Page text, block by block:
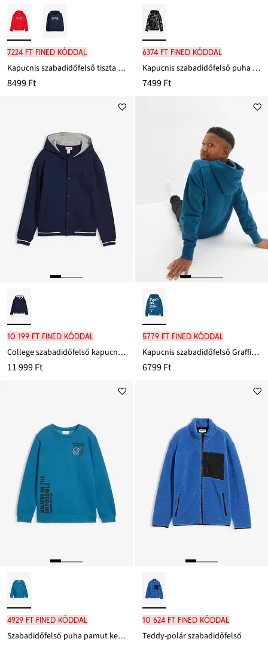
7224 Ft FINED kóddal
Kapucnis szabadidőfelső tiszta pamutból
8499 Ft
6374 Ft FINED kóddal
Kapucnis szabadidőfelső puha pamut keverékből
7499 Ft
10 199 Ft FINED kóddal
College szabadidőfelső kapucnival és tiszta bio-pamutból
11 999 Ft
5779 Ft FINED kóddal
Kapucnis szabadidőfelső Graffiti mintával és tiszta bio-pamutból
6799 Ft
4929 Ft FINED kóddal
Szabadidőfelső puha pamut keverékből
10 624 Ft FINED kóddal
Teddy-polár szabadidőfelső